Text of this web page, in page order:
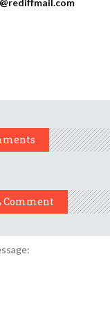
Comment